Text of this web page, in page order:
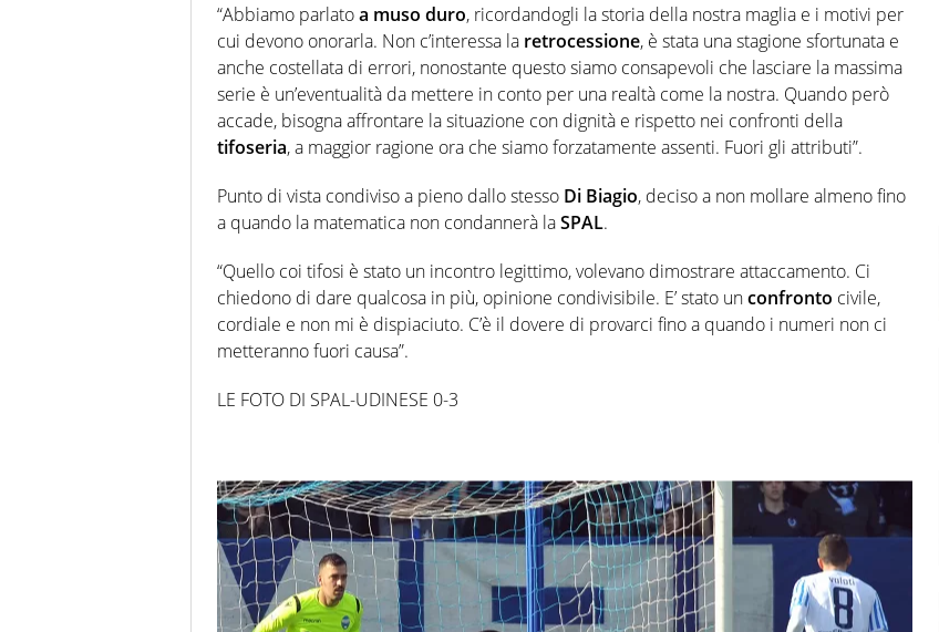
“Abbiamo parlatoa muso duro, ricordandogli la storia della nostra maglia e i motivi per
cui devono onorarla. Non c’interessa la retrocessione, è stata una stagione sfortunata e
anche costellata di errori, nonostante questo siamo consapevoli che lasciare la massima
serie è un’eventualità da mettere in conto per una realtà come la nostra. Quando però
accade, bisogna affrontare la situazione con dignità e rispetto nei confronti della
tifoseria, a maggior ragione ora che siamo forzatamente assenti. Fuori gli attributi”.
Punto di vista condiviso a pieno dallo stesso Di Biagio, deciso a non mollare almeno fino
a quando la matematica non condannerà laSPAL.
“Quello coi tifosi è stato un incontro legittimo, volevano dimostrare attaccamento. Ci
chiedono di dare qualcosa in più, opinione condivisibile. E’ stato unconfronto civile,
cordiale e non mi è dispiaciuto. C’è il dovere di provarci fino a quando i numeri non ci
metteranno fuori causa”.
LE FOTO DI SPAL-UDINESE 0-3